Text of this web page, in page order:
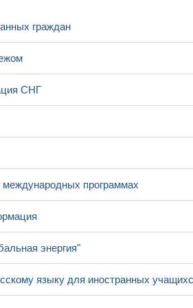
граждан
СНГ
программах
энергия"
языку для иностранных